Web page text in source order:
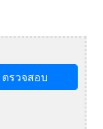
ตรวจสอบ